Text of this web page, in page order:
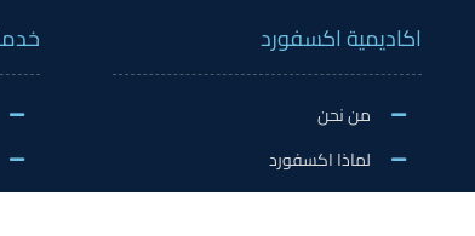
اكاديمية اكسفورد
من نحن
لماذا اكسفورد